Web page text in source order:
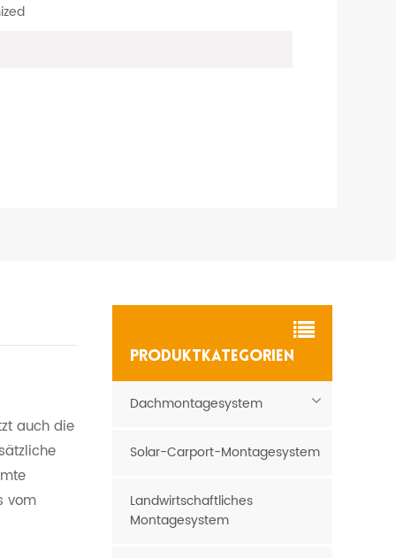
auch die
vom
PRODUKTKATEGORIEN
Dachmontagesystem
Solar-Carport-Montagesystem
Landwirtschaftliches
Montagesystem